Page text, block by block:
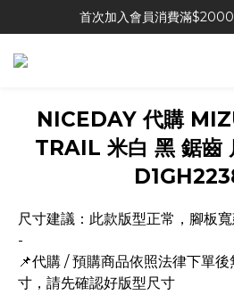
首次加入會員消費滿
NICEDAY 代購
TRAIL 米白 黑 鋸齒
尺寸建議：此款版型正常，腳板
-
📌代購 / 預購商品依照法律下單
寸，請先確認好版型尺寸